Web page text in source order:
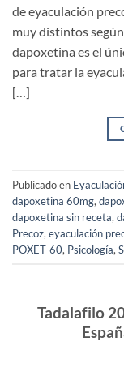
de eyaculación
muy distintos
dapoxetina es el
para tratar la
[…]
Publicado en
dapoxetina 60mg,
dapoxetina sin receta,
Precoz, eyaculación
POXET-60, Psicología,
Tadalafilo